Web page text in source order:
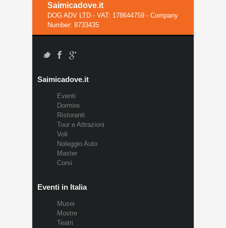
Saimicadove.it
DOG ADV LTD - VAT: 178644759 - Company
Number: 8733435
Saimicadove.it
Eventi
Dormire
Ristoranti
Tour e Attrazioni
Voli
Noleggio Auto
Master
Corsi
Eventi in Italia
Musei
Mostre
Teatri